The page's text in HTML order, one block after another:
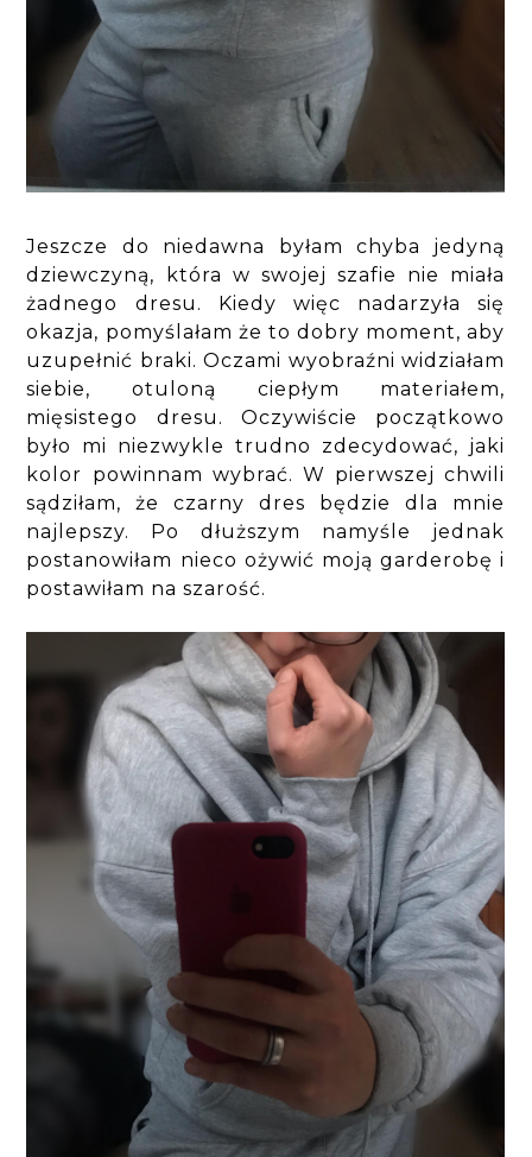
Jeszcze do niedawna byłam chyba jedyną
dziewczyną, która w swojej szafie nie miała
żadnego dresu. Kiedy więc nadarzyła się
okazja, pomyślałam że to dobry moment, aby
uzupełnić braki. Oczami wyobraźni widziałam
siebie, otuloną ciepłym materiałem,
mięsistego dresu. Oczywiście początkowo
było mi niezwykle trudno zdecydować, jaki
kolor powinnam wybrać. W pierwszej chwili
sądziłam, że czarny dres będzie dla mnie
najlepszy. Po dłuższym namyśle jednak
postanowiłam nieco ożywić moją garderobę i
postawiłam na szarość.